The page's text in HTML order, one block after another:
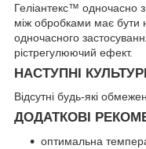
Геліантекс™ одночасно
між обробками має бути
одночасного
рістрегулюючий ефект.
НАСТУПНІ
Відсутні будь-які
ДОДАТКОВІ
оптимальна